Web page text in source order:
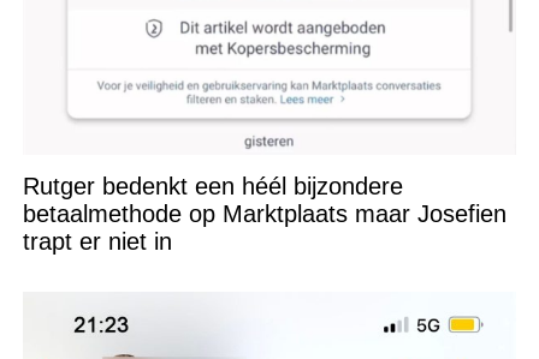
Rutger bedenkt een héél bijzondere
betaalmethode op Marktplaats maar Josefien
trapt er niet in